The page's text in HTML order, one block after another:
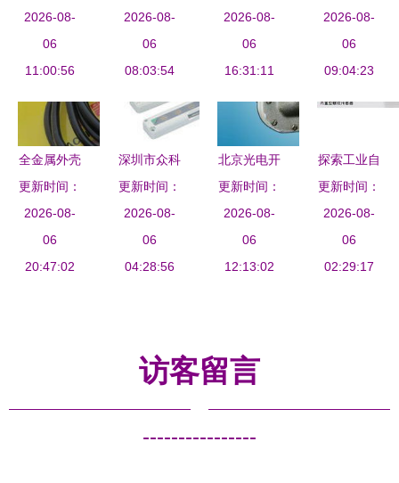
PM-L44光
电传感器
精准检测的
2026-08-
06
11:00:56
M3 光电传
感器 高精
度检测的革
2026-08-
06
08:03:54
EL150 8直
射型光电传
感器技术与
2026-08-
06
16:31:11
光电传感器
技术特性和
应用价值
2026-08-
06
09:04:23
全金属外壳
对射光电传
感器发射端
SM30SRL
邦纳
更新时间：
2026-08-
06
20:47:02
深圳市众科
工业器材光
电传感器产
品列表与选
型指南
更新时间：
2026-08-
06
04:28:56
北京光电开
关与传感器
价格、批发
供应及谷瀑
环保应用
更新时间：
2026-08-
06
12:13:02
探索工业自
动化核心
基恩士光电
传感器的卓
越性能与应
更新时间：
2026-08-
06
02:29:17
访客留言
----------------